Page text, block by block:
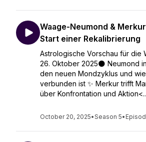
Waage-Neumond &
Start einer Rekalibrierung
Astrologische Vorschau für die
26. Oktober 2025🌑 Neumond
den neuen Mondzyklus und
verbunden ist ✨ Merkur trifft
über Konfrontation und
October 20, 2025•Season 5•